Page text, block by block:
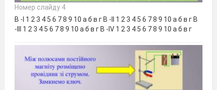
Номер слайду 4
В -І 1 2 3 4 5 6 7 8 9 10 а б в г В -ІІ 1 2 3 4 5 6 7 8 9 10 а б в г В
-ІІІ 1 2 3 4 5 6 7 8 9 10 а б в г В -ІV 1 2 3 4 5 6 7 8 9 10 а б в г